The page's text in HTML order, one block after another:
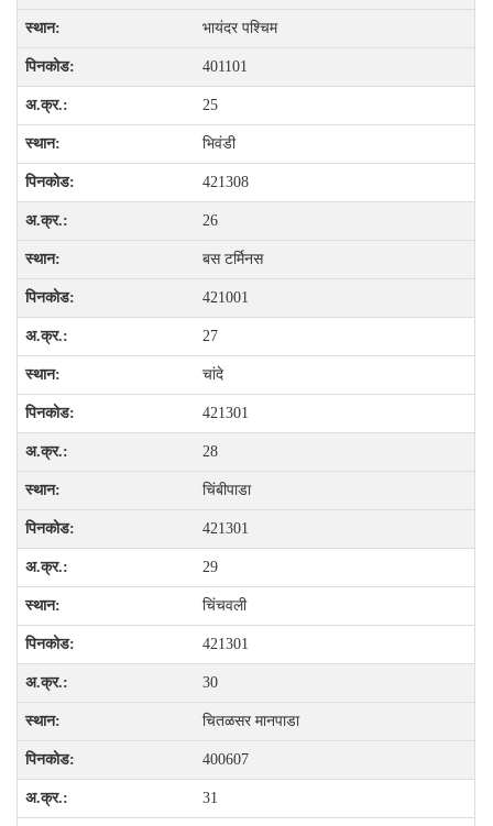
भायंदर पश्चिम
401101
25
भिवंडी
421308
26
बस टर्मिनस
421001
27
चांदे
421301
28
चिंबीपाडा
421301
29
चिंचवली
421301
30
चितळसर मानपाडा
400607
31